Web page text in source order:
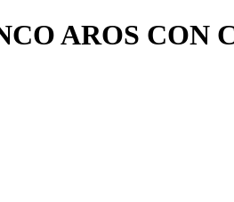
AROS CON